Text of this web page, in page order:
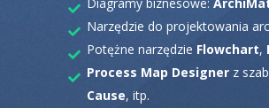
Narzędzie do projektowania
Potężne narzędzie Flowchart,
Process Map Designer z
Cause, itp.